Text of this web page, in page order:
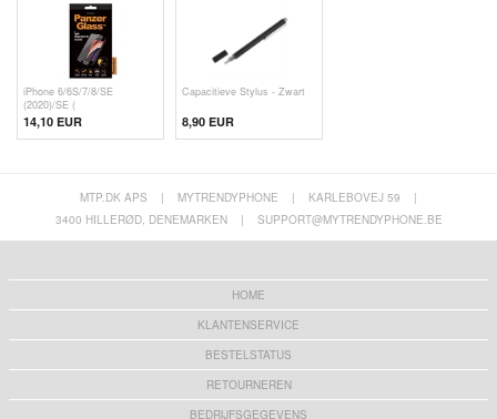
iPhone 6/6S/7/8/SE
(2020)/SE (
14,10 EUR
Capacitieve Stylus - Zwart
8,90 EUR
MTP.DK APS | MYTRENDYPHONE | KARLEBOVEJ 59
|
3400 HILLERØD, DENEMARKEN
| SUPPORT@MYTRENDYPHONE.BE
HOME
KLANTENSERVICE
BESTELSTATUS
RETOURNEREN
BEDRIJFSGEGEVENS